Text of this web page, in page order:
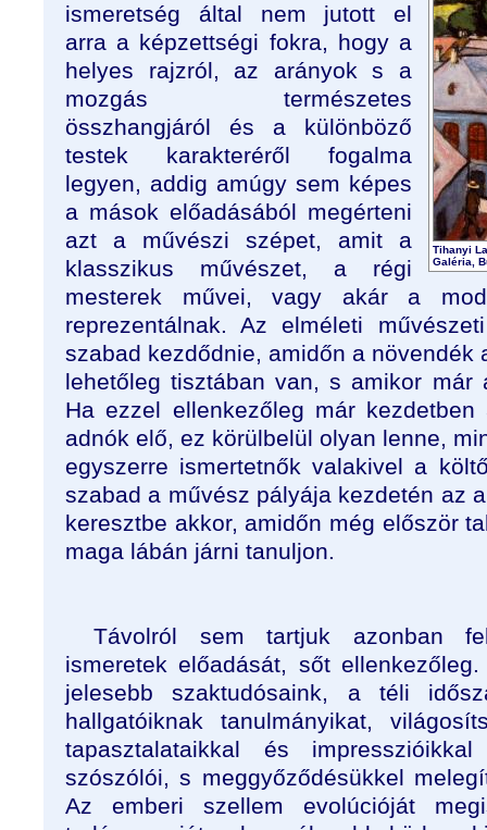
Tihanyi
Galéria,
ismeretség által nem jutott el
arra a képzettségi fokra, hogy a
helyes rajzról, az arányok s a
mozgás természetes
összhangjáról és a különböző
testek karakteréről fogalma
legyen, addig amúgy sem képes
a mások előadásából megérteni
azt a művészi szépet, amit a
klasszikus művészet, a régi
mesterek művei, vagy akár a
reprezentálnak. Az elméleti
szabad kezdődnie, amidőn a növendék
lehetőleg tisztában van, s amikor már
Ha ezzel ellenkezőleg már
adnók elő, ez körülbelül olyan lenne,
egyszerre ismertetnők valakivel a
szabad a művész pályája kezdetén az
keresztbe akkor, amidőn még először
maga lábán járni tanuljon.
Távolról sem tartjuk azonban
ismeretek előadását, sőt
jelesebb szaktudósaink, a téli
hallgatóiknak tanulmányikat,
tapasztalataikkal és
szószólói, s meggyőződésükkel
Az emberi szellem evolúcióját